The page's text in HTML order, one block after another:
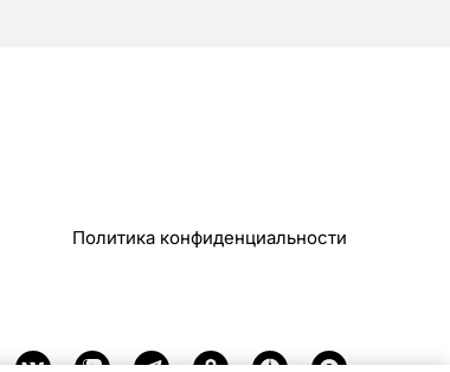
Политика конфиденциальности